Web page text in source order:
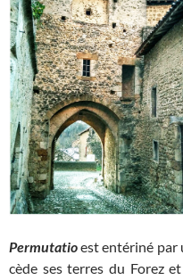
Permutatioest entériné par
cède ses terres du Forez